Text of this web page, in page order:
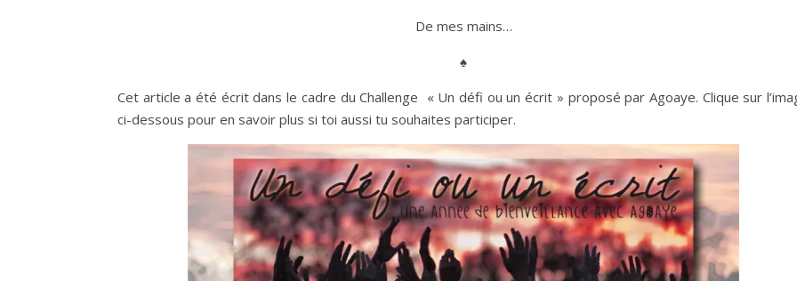
De mes mains…
♠
Cet article a été écrit dans le cadre du Challenge « Un défi ou un écrit » proposé par Agoaye. Clique sur
ci-dessous pour en savoir plus si toi aussi tu souhaites participer.